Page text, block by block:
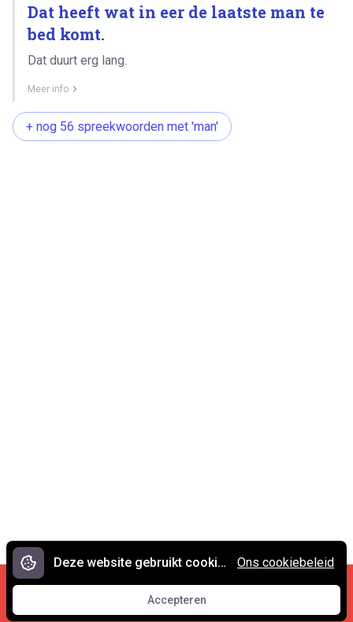
Dat heeft wat in eer de laatste man te
bed komt.
Dat duurt erg lang.
Meer info
+ nog 56 spreekwoorden met 'man'
Cookies en privacy •
Contact
© 2007 - 2026 Spreekwoorden.nl
Deze website gebruikt cookies.
Accepteren
Accepteren
Ons cookiebeleid